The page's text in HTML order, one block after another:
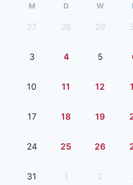
M D W
27 28 29
3 4 5
10 11 12
17 18 19
24 25 26
31 1 2